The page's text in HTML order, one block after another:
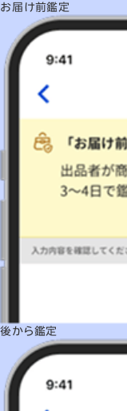
お届け前鑑定
後から鑑定